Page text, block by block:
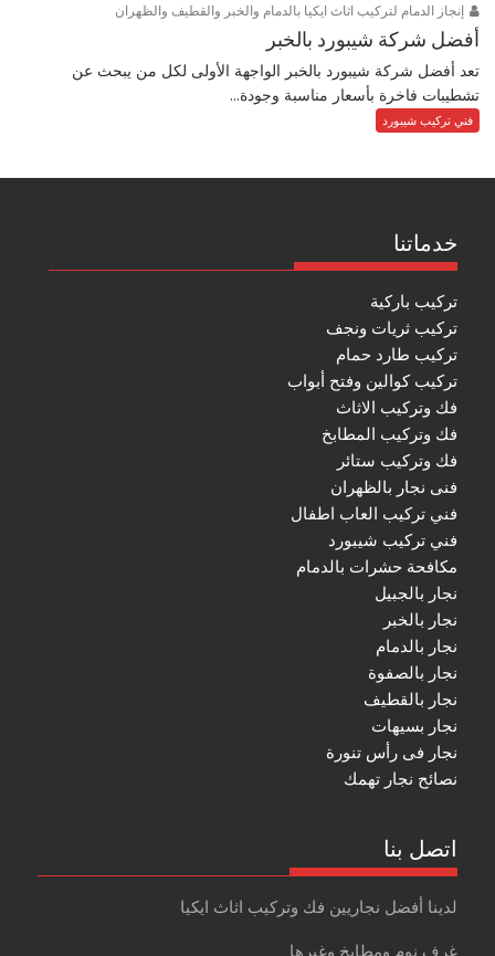
إنجاز الدمام لتركيب اثاث ايكيا بالدمام والخبر والقطيف والظهران
أفضل شركة شيبورد بالخبر
تعد أفضل شركة شيبورد بالخبر الواجهة الأولى لكل من يبحث عن
تشطيبات فاخرة بأسعار مناسبة وجودة...
فني تركيب شيبورد
خدماتنا
تركيب باركية
تركيب ثريات ونجف
تركيب طارد حمام
تركيب كوالين وفتح أبواب
فك وتركيب الاثاث
فك وتركيب المطابخ
فك وتركيب ستائر
فنى نجار بالظهران
فني تركيب العاب اطفال
فني تركيب شيبورد
مكافحة حشرات بالدمام
نجار بالجبيل
نجار بالخبر
نجار بالدمام
نجار بالصفوة
نجار بالقطيف
نجار بسيهات
نجار فى رأس تنورة
نصائح نجار تهمك
اتصل بنا
لدينا أفضل نجاريين فك وتركيب اثاث ايكيا
غرف نوم ومطابخ وغيرها